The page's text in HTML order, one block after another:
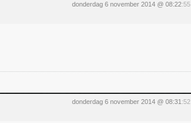
donderdag 6 november 2014 @ 08:22:55
donderdag 6 november 2014 @ 08:31 :52